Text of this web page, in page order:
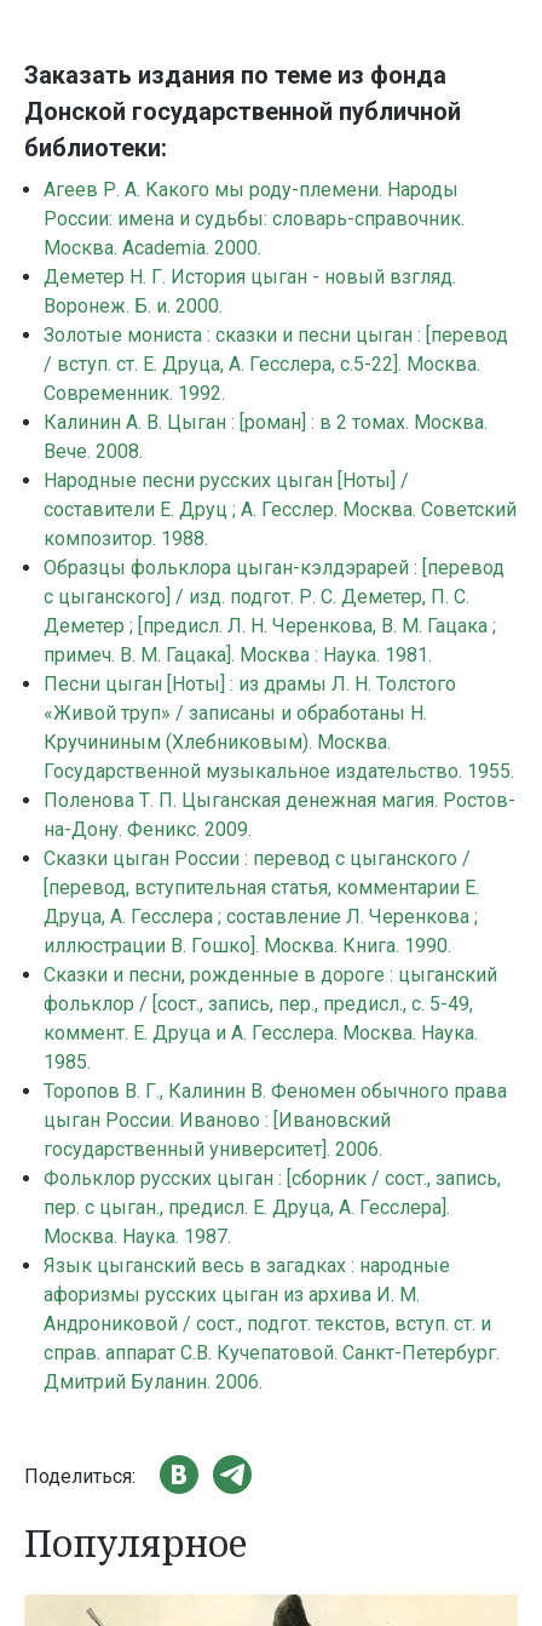
Заказать издания по теме из фонда
Донской государственной публичной
библиотеки:
Агеев Р. А. Какого мы роду-племени. Народы
России: имена и судьбы: словарь-справочник.
Москва. Academia. 2000.
Деметер Н. Г. История цыган - новый взгляд.
Воронеж. Б. и. 2000.
Золотые мониста : сказки и песни цыган : [перевод
/ вступ. ст. Е. Друца, А. Гесслера, с.5-22]. Москва.
Современник. 1992.
Калинин А. В. Цыган : [роман] : в 2 томах. Москва.
Вече. 2008.
Народные песни русских цыган [Ноты] /
составители Е. Друц ; А. Гесслер. Москва. Советский
композитор. 1988.
Образцы фольклора цыган-кэлдэрарей : [перевод
с цыганского] / изд. подгот. Р. С. Деметер, П. С.
Деметер ; [предисл. Л. Н. Черенкова, В. М. Гацака ;
примеч. В. М. Гацака]. Москва : Наука. 1981.
Песни цыган [Ноты] : из драмы Л. Н. Толстого
«Живой труп» / записаны и обработаны Н.
Кручининым (Хлебниковым). Москва.
Государственной музыкальное издательство. 1955.
Поленова Т. П. Цыганская денежная магия. Ростов-
на-Дону. Феникс. 2009.
Сказки цыган России : перевод с цыганского /
[перевод, вступительная статья, комментарии Е.
Друца, А. Гесслера ; составление Л. Черенкова ;
иллюстрации В. Гошко]. Москва. Книга. 1990.
Сказки и песни, рожденные в дороге : цыганский
фольклор / [сост., запись, пер., предисл., с. 5-49,
коммент. Е. Друца и А. Гесслера. Москва. Наука.
1985.
Торопов В. Г., Калинин В. Феномен обычного права
цыган России. Иваново : [Ивановский
государственный университет]. 2006.
Фольклор русских цыган : [сборник / сост., запись,
пер. с цыган., предисл. Е. Друца, А. Гесслера].
Москва. Наука. 1987.
Язык цыганский весь в загадках : народные
афоризмы русских цыган из архива И. М.
Андрониковой / сост., подгот. текстов, вступ. ст. и
справ. аппарат С.В. Кучепатовой. Санкт-Петербург.
Дмитрий Буланин. 2006.
Поделиться:
Популярное